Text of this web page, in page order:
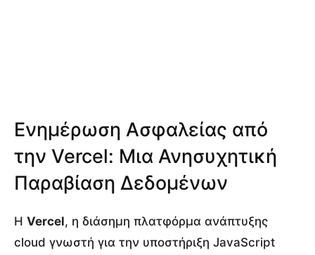
Ενημέρωση Ασφαλείας από
την Vercel: Μια Ανησυχητική
Παραβίαση Δεδομένων
Η Vercel, η διάσημη πλατφόρμα ανάπτυξης
cloud γνωστή για την υποστήριξη JavaScript